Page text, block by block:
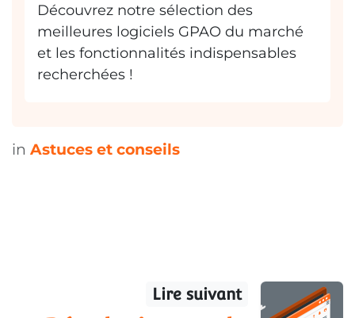
Découvrez notre sélection des
meilleures logiciels GPAO du marché
et les fonctionnalités indispensables
recherchées !
in Astuces et conseils
Lire suivant